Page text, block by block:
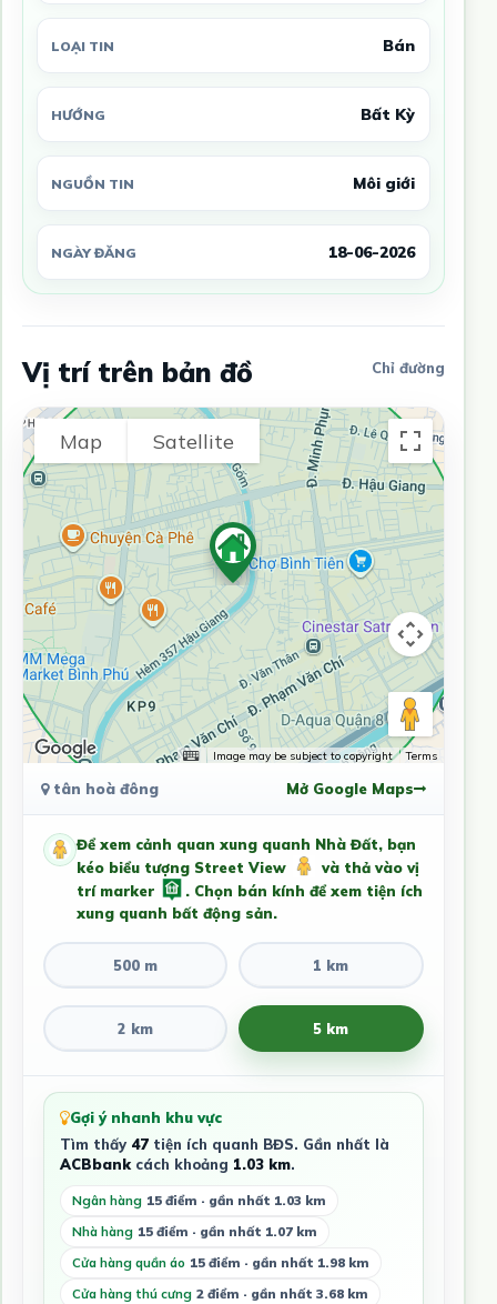
LOẠI TIN Bán
HƯỚNG Bất Kỳ
NGUỒN TIN Môi giới
NGÀY ĐĂNG 18-06-2026
Vị trí trên bản đồ Chỉ đường
Map Satellite
Image may be subject to copyright Terms
tân hoà đông Mở Google Maps
Để xem cảnh quan xung quanh Nhà Đất, bạn
kéo biểu tượng Street View
và thả vào vị
trí marker
. Chọn bán kính để xem tiện ích
xung quanh bất động sản.
500 m 1 km
2 km 5 km
Gợi ý nhanh khu vực
Tìm thấy 47tiện ích quanh BĐS. Gần nhất là
ACBbankcách khoảng 1.03 km.
Ngân hàng 15 điểm · gần nhất 1.03 km
Nhà hàng 15 điểm · gần nhất 1.07 km
Cửa hàng quần áo 15 điểm · gần nhất 1.98 km
Cửa hàng thú cưng 2 điểm · gần nhất 3.68 km